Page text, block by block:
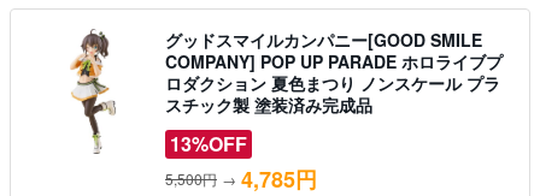
グッドスマイルカンパニー[GOOD SMILE
COMPANY] POP UP PARADE ホロライブプ
ロダクション 夏色まつり ノンスケール プラ
スチック製 塗装済み完成品
13%OFF
5,500円 → 4,785円